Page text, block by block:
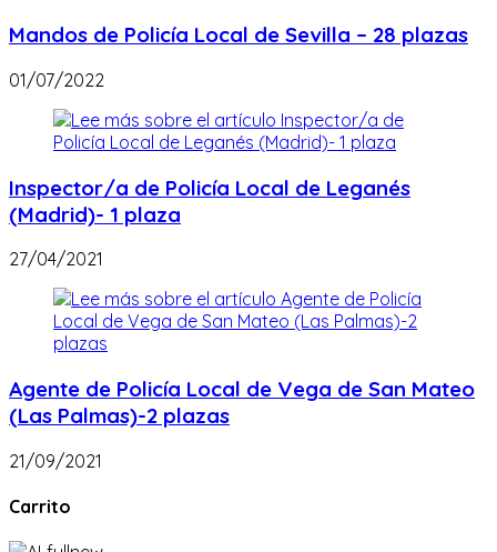
Mandos de Policía Local de Sevilla – 28 plazas
01/07/2022
Inspector/a de Policía Local de Leganés
(Madrid)- 1 plaza
27/04/2021
Agente de Policía Local de Vega de San Mateo
(Las Palmas)-2 plazas
21/09/2021
Carrito